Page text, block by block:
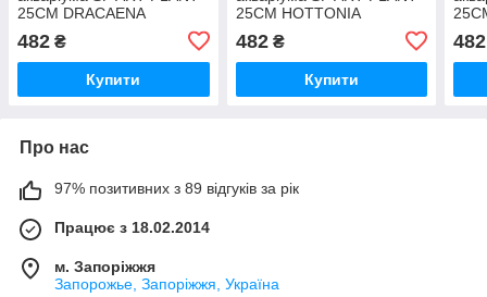
25CM DRACAENA
482 ₴
Купити
25CM HOTTONIA
482₴
Купити
482
Про нас
97% позитивних з 89 відгуків за рік
Працює з 18.02.2014
м. Запоріжжя
Запорожье, Запоріжжя, Україна